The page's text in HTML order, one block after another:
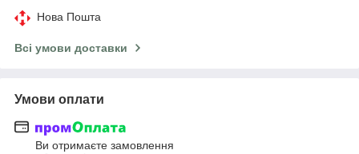
Нова Пошта
Всі умови доставки
Умови оплати
Ви отримаєте замовлення